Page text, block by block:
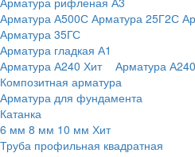
Арматура А500С Арматура 25Г2С
Арматура 35ГС
Арматура гладкая А1
Арматура А240 Хит Арматура
Композитная арматура
Арматура для фундамента
Катанка
6 мм 8 мм 10 мм Хит
Труба профильная квадратная